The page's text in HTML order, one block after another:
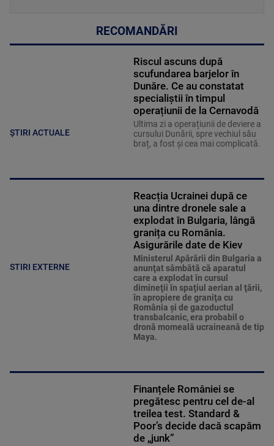
RECOMANDĂRI
ȘTIRI ACTUALE
Riscul ascuns după
scufundarea barjelor în
Dunăre. Ce au constatat
specialiștii în timpul
operațiunii de la Cernavodă
Ultima zi a operațiunii de deviere a
cursului Dunării, spre vechiul său
braț, a fost și cea mai complicată.
STIRI EXTERNE
Reacția Ucrainei după ce
una dintre dronele sale a
explodat în Bulgaria, lângă
granița cu România.
Asigurările date de Kiev
Ministerul Apărării din Bulgaria a
anunţat sâmbătă că aparatul
care a explodat în cursul
dimineţii în spaţiul aerian al ţării,
în apropiere de graniţa cu
România şi de gazoductul
transbalcanic, era probabil o
dronă momeală ucraineană de tip
Maya.
Finanțele României se
pregătesc pentru cel de-al
treilea test. Standard &
Poor’s decide dacă scapăm
de „junk”